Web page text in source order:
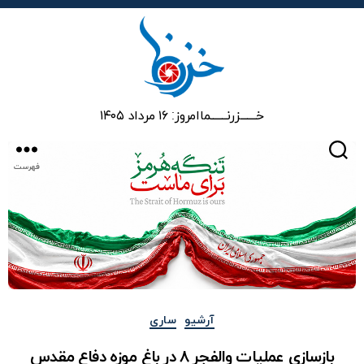
خـــــــزرنـــــــماامروز: ۱۶ مرداد ۱۴۰۵
فهرست
دسته‌ها آرشیو ساری
بازسازی عملیات والفجر ۸ در باغ موزه دفاع مقدس